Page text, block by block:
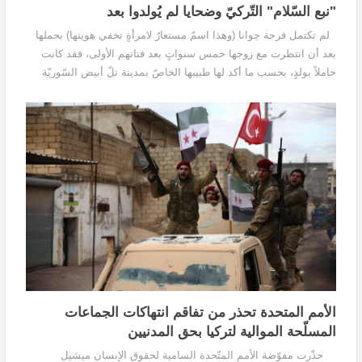
"نبع السّلام" التّركيّ وضحايا لم يُولدوا بعد
لم تكتمل فرحة جوانا (وهذا اسمٌ مستعارٌ لامرأةٍ تخفي هويتها) بحملها
بعد أن انتظرت مع زوجها خمس سنواتٍ بعد فتاتهم الأولى، فقد كانت
حاملاً بولدٍ، بحسب ما أكد لها طبيبها الخاصّ بمدينة تلّ أبيض السّوريّة
الأمم المتحدة تحذر من تفاقم انتهاكات الجماعات
المسلّحة الموالية لتركيا بحق المدنيين
حذّرت مفوّضة الأمم المتّحدة السامية لحقوق الإنسان ميشيل